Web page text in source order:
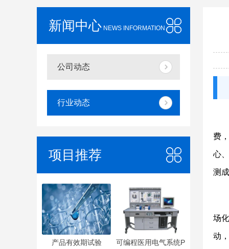
新闻中心 NEWS INFORMATION
公司动态
行业动态
项目推荐
产品有效期试验 可编程医用电气系统PEMS
费
心
测
场
动